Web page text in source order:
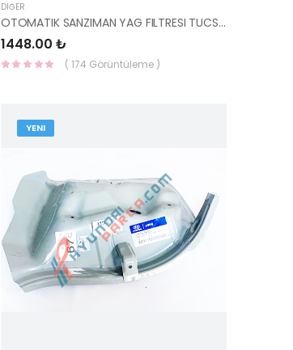
DIĞER
OTOMATIK SANZIMAN YAG FILTRESI TUCSON / SON 99- 46321-39010-YS
1448.00 ₺
( 174 Görüntüleme )
YENI